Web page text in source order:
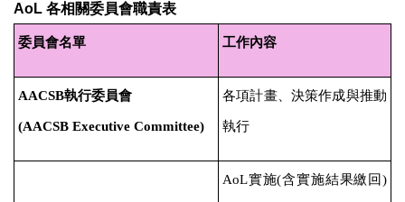
AoL 各相關委員會職責表
委員會名單 工作內容
AACSB執行委員會
(AACSB Executive Committee)
各項計畫、決策作成與推動
執行
AoL實施(含實施結果繳回)